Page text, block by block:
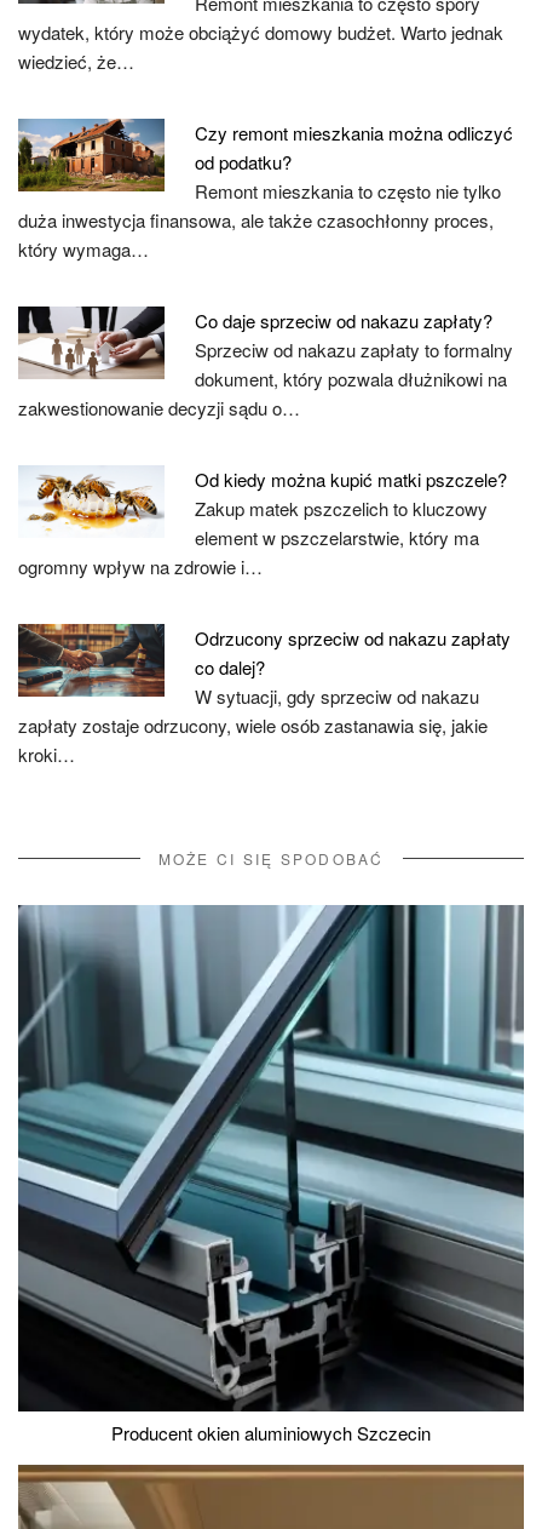
wydatek, który może obciążyć domowy budżet. Warto jednak
wiedzieć, że…
Czy remont mieszkania można odliczyć
od podatku?
Remont mieszkania to często nie tylko
duża inwestycja finansowa, ale także czasochłonny proces,
który wymaga…
Co daje sprzeciw od nakazu zapłaty?
Sprzeciw od nakazu zapłaty to formalny
dokument, który pozwala dłużnikowi na
zakwestionowanie decyzji sądu o…
Od kiedy można kupić matki pszczele?
Zakup matek pszczelich to kluczowy
element w pszczelarstwie, który ma
ogromny wpływ na zdrowie i…
Odrzucony sprzeciw od nakazu zapłaty
co dalej?
W sytuacji, gdy sprzeciw od nakazu
zapłaty zostaje odrzucony, wiele osób zastanawia się, jakie
kroki…
MOŻE CI SIĘ SPODOBAĆ
Producent okien aluminiowych Szczecin